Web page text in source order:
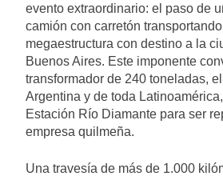
evento extraordinario: el paso de
camión con carretón
megaestructura con destino a la
Buenos Aires. Este imponente
transformador de 240 toneladas,
Argentina y de toda
Estación Río Diamante para ser
empresa quilmeña.
Una travesía de más de 1.000